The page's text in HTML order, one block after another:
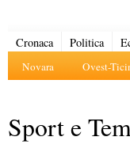
Cronaca Politica
Novara Ovest-
Sport e